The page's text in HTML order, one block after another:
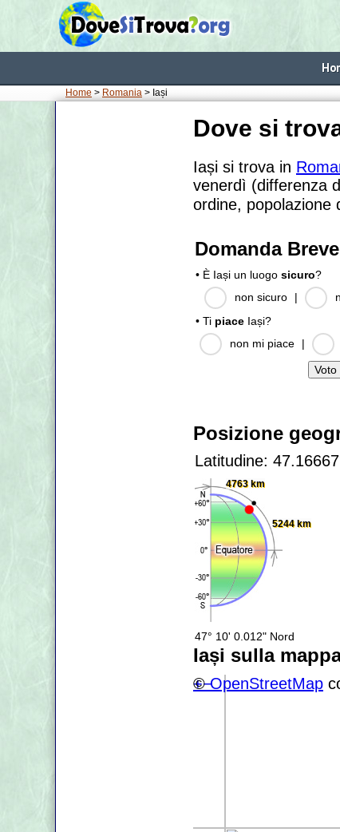
Home > Romania > Iași
Dove si
Iași si trova in
venerdì (differenza
ordine, popolazione
Domanda Breve
• È Iași un luogo sicuro?
non sicuro
|
• Ti piace Iași?
non mi piace
|
Posizione
Latitudine:
4763 km
5244 km
47° 10' 0.012" Nord
Iași sulla
+−
©OpenStreetMap